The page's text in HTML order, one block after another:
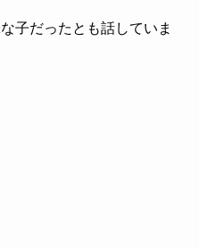
子だったとも話していま